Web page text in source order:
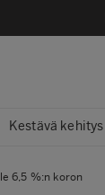
Kestävä kehitys​
6,5 %:n koron